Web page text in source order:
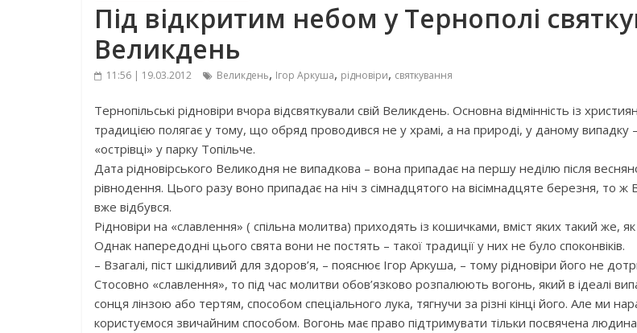
Під відкритим небом у Тернополі
Великдень
11:56 | 19.03.2012 Великдень, Ігор Аркуша, рідновіри, святкування
Тернопільські рідновіри вчора відсвяткували свій Великдень. Основна відмінність із
традицією полягає у тому, що обряд проводився не у храмі, а на природі, у даному випадку
«острівці» у парку Топільче.
Дата рідновірського Великодня не випадкова – вона припадає на першу неділю після
рівнодення. Цього разу воно припадає на ніч з сімнадцятого на вісімнадцяте березня, то ж
вже відбувся.
Рідновіри на «славлення» ( спільна молитва) приходять із кошичками, вміст яких такий же, як
Однак напередодні цього свята вони не постять – такої традиції у них не було споконвіків.
– Взагалі, піст шкідливий для здоров’я, – пояснює Ігор Аркуша, – тому рідновіри його не
Стосовно «славлення», то під час молитви обов’язково розпалюють вогонь, який в ідеалі
сонця лінзою або тертям, способом спеціального лука, тягнучи за різні кінці його. Але ми
користуємося звичайним способом. Вогонь має право підтримувати тільки посвячена